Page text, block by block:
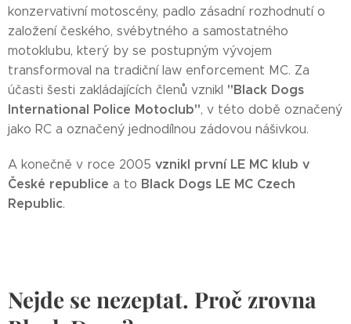
konzervativní motoscény, padlo zásadní rozhodnutí o
založení českého, svébytného a samostatného
motoklubu, který by se postupným vývojem
transformoval na tradiční law enforcement MC. Za
účasti šesti zakládajících členů vznikl "Black Dogs
International Police Motoclub", v této době označený
jako RC a označený jednodílnou zádovou nášivkou.
A konečně v roce 2005 vznikl první LE MC klub v
České republice a to Black Dogs LE MC Czech
Republic.
Nejde se nezeptat. Proč zrovna